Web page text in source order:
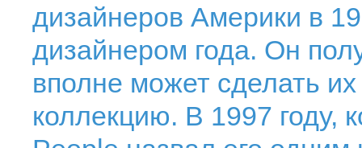
дизайнеров Америки в
дизайнером года. Он
вполне может сделать
коллекцию. В 1997 году,